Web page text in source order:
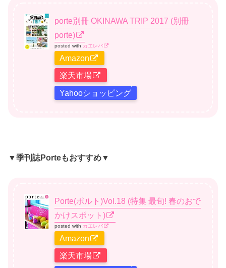
porte別冊 OKINAWA TRIP 2017 (別冊
porte)
posted with カエレバ
Amazon
楽天市場
Yahooショッピング
▼季刊誌Porteもおすすめ▼
Porte(ポルト)Vol.18 (特集 最旬! 春のおで
かけスポット)
posted with カエレバ
Amazon
楽天市場